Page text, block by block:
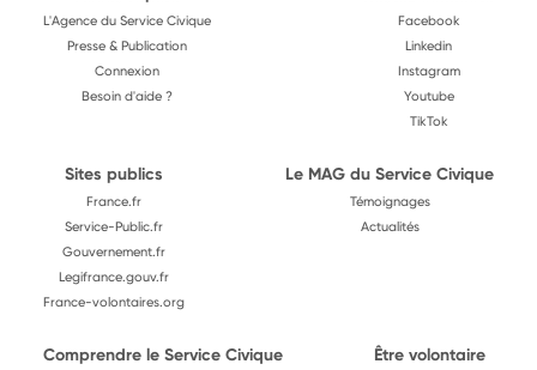
L'Agence du Service Civique
Presse & Publication
Connexion
Besoin d'aide ?
Facebook
Linkedin
Instagram
Youtube
TikTok
Sites publics
France.fr
Service-Public.fr
Gouvernement.fr
Legifrance.gouv.fr
France-volontaires.org
Le MAG du Service Civique
Témoignages
Actualités
Comprendre le Service Civique Être volontaire